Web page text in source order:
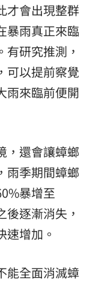
才會出現整群
暴雨真正來臨
研究推測，
可以提前察覺
雨來臨前便開
，還會讓蟑螂
雨季期間蟑螂
暴增至
逐漸消失，
增加。
能全面消滅蟑